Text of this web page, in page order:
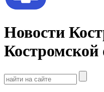
Новости
Костромской